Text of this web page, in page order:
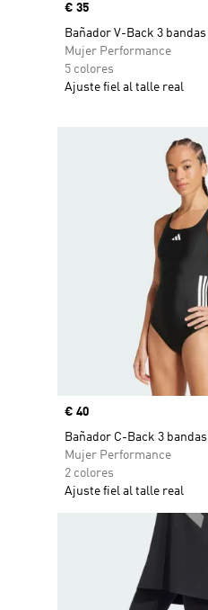
Precio
€ 35
Bañador V-Back 3 bandas
Mujer Performance
5 colores
Ajuste fiel al talle real
Precio
€ 40
Bañador C-Back 3 bandas
Mujer Performance
2 colores
Ajuste fiel al talle real